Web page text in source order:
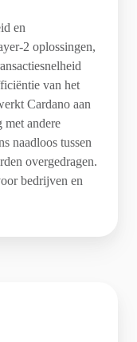
en
2 oplossingen,
van het
Cardano aan
met andere
naadloos tussen
overgedragen.
bedrijven en